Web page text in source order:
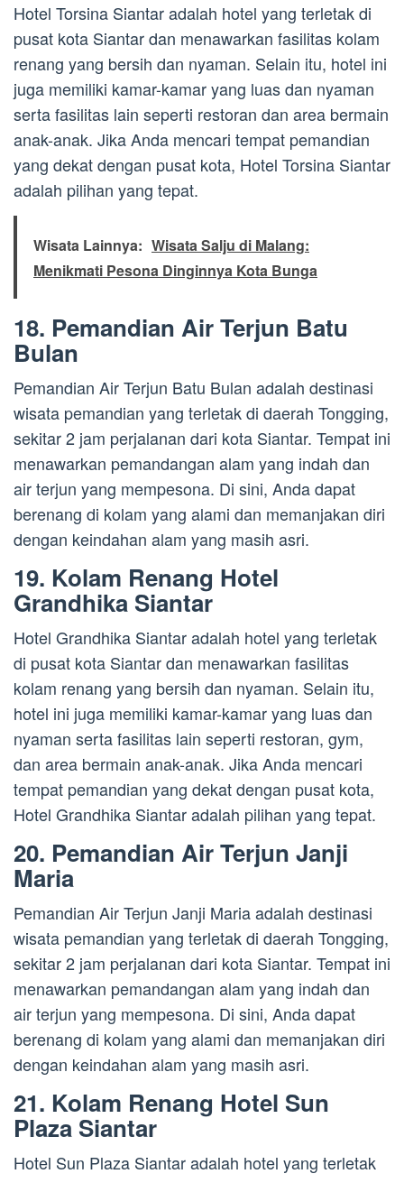
Hotel Torsina Siantar adalah hotel yang terletak di
pusat kota Siantar dan menawarkan fasilitas kolam
renang yang bersih dan nyaman. Selain itu, hotel ini
juga memiliki kamar-kamar yang luas dan nyaman
serta fasilitas lain seperti restoran dan area bermain
anak-anak. Jika Anda mencari tempat pemandian
yang dekat dengan pusat kota, Hotel Torsina Siantar
adalah pilihan yang tepat.
Wisata Lainnya: Wisata Salju di Malang:
Menikmati Pesona Dinginnya Kota Bunga
18. Pemandian Air Terjun Batu
Bulan
Pemandian Air Terjun Batu Bulan adalah destinasi
wisata pemandian yang terletak di daerah Tongging,
sekitar 2 jam perjalanan dari kota Siantar. Tempat ini
menawarkan pemandangan alam yang indah dan
air terjun yang mempesona. Di sini, Anda dapat
berenang di kolam yang alami dan memanjakan diri
dengan keindahan alam yang masih asri.
19. Kolam Renang Hotel
Grandhika Siantar
Hotel Grandhika Siantar adalah hotel yang terletak
di pusat kota Siantar dan menawarkan fasilitas
kolam renang yang bersih dan nyaman. Selain itu,
hotel ini juga memiliki kamar-kamar yang luas dan
nyaman serta fasilitas lain seperti restoran, gym,
dan area bermain anak-anak. Jika Anda mencari
tempat pemandian yang dekat dengan pusat kota,
Hotel Grandhika Siantar adalah pilihan yang tepat.
20. Pemandian Air Terjun Janji
Maria
Pemandian Air Terjun Janji Maria adalah destinasi
wisata pemandian yang terletak di daerah Tongging,
sekitar 2 jam perjalanan dari kota Siantar. Tempat ini
menawarkan pemandangan alam yang indah dan
air terjun yang mempesona. Di sini, Anda dapat
berenang di kolam yang alami dan memanjakan diri
dengan keindahan alam yang masih asri.
21. Kolam Renang Hotel Sun
Plaza Siantar
Hotel Sun Plaza Siantar adalah hotel yang terletak